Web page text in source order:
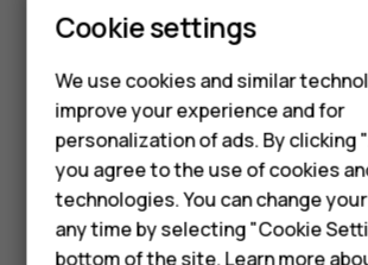
Smartphones
Feature phones
Phones for kids
Accessories
HMD Terra M
Вы можете быстро и просто показать
выберите
хотите поделиться, и коснитесь
Выберите способ отправки
видео.
Cookie settings
We use cookies and similar
improve your experience and for
personalization of ads. By clicking
you agree to the use of cookies
technologies. You can change
any time by selecting "Cookie
bottom of the site. Learn more